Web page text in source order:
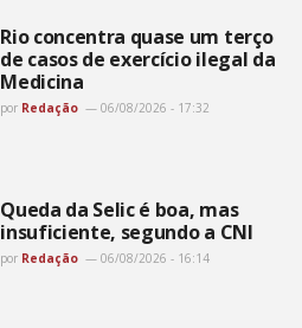
Rio concentra quase um terço
de casos de exercício ilegal da
Medicina
por Redação 06/08/2026 - 17:32
Queda da Selic é boa, mas
insuficiente, segundo a CNI
por Redação 06/08/2026 - 16:14